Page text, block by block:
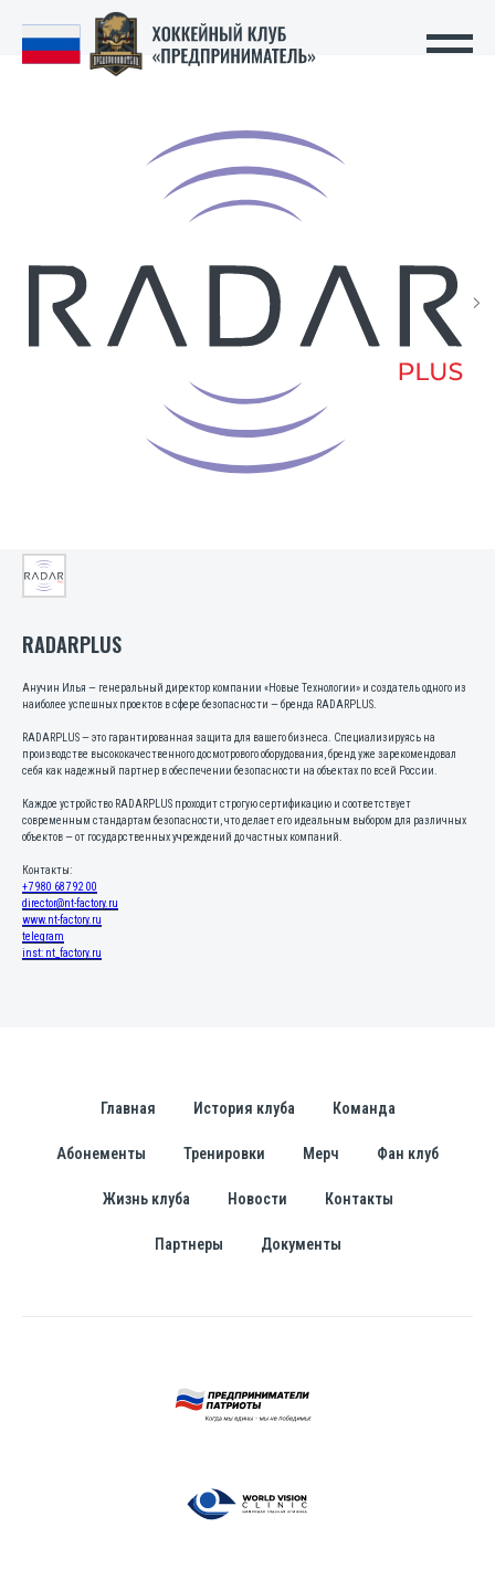
RADARPLUS
Анучин Илья — генеральный директор компании «Новые Технологии» и создатель одного из
наиболее успешных проектов в сфере безопасности — бренда RADARPLUS.
RADARPLUS — это гарантированная защита для вашего бизнеса. Специализируясь на
производстве высококачественного досмотрового оборудования, бренд уже зарекомендовал
себя как надежный партнер в обеспечении безопасности на объектах по всей России.
Каждое устройство RADARPLUS проходит строгую сертификацию и соответствует
современным стандартам безопасности, что делает его идеальным выбором для различных
объектов — от государственных учреждений до частных компаний.
Контакты:
+7 980 687 92 00
director@nt-factory.ru
www.nt-factory.ru
telegram
inst: nt_factory.ru
Главная История клуба Команда
Абонементы Тренировки Мерч Фан клуб
Жизнь клуба Новости Контакты
Партнеры Документы